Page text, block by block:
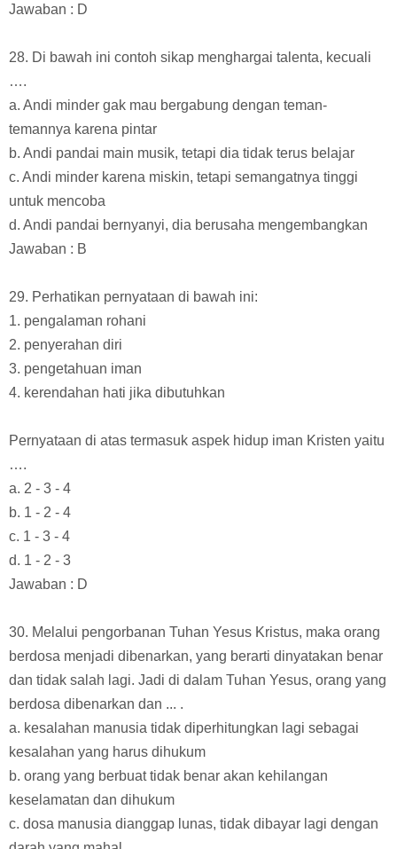
Jawaban : D
28. Di bawah ini contoh sikap menghargai talenta, kecuali
….
a. Andi minder gak mau bergabung dengan teman-
temannya karena pintar
b. Andi pandai main musik, tetapi dia tidak terus belajar
c. Andi minder karena miskin, tetapi semangatnya tinggi
untuk mencoba
d. Andi pandai bernyanyi, dia berusaha mengembangkan
Jawaban : B
29. Perhatikan pernyataan di bawah ini:
1. pengalaman rohani
2. penyerahan diri
3. pengetahuan iman
4. kerendahan hati jika dibutuhkan
Pernyataan di atas termasuk aspek hidup iman Kristen yaitu
….
a. 2 - 3 - 4
b. 1 - 2 - 4
c. 1 - 3 - 4
d. 1 - 2 - 3
Jawaban : D
30. Melalui pengorbanan Tuhan Yesus Kristus, maka orang
berdosa menjadi dibenarkan, yang berarti dinyatakan benar
dan tidak salah lagi. Jadi di dalam Tuhan Yesus, orang yang
berdosa dibenarkan dan ... .
a. kesalahan manusia tidak diperhitungkan lagi sebagai
kesalahan yang harus dihukum
b. orang yang berbuat tidak benar akan kehilangan
keselamatan dan dihukum
c. dosa manusia dianggap lunas, tidak dibayar lagi dengan